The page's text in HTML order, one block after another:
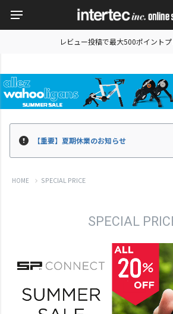
レビュー投稿で最大500ポイントプ
【重要】夏期休業のお知らせ
HOME SPECIAL PRICE
SPECIAL